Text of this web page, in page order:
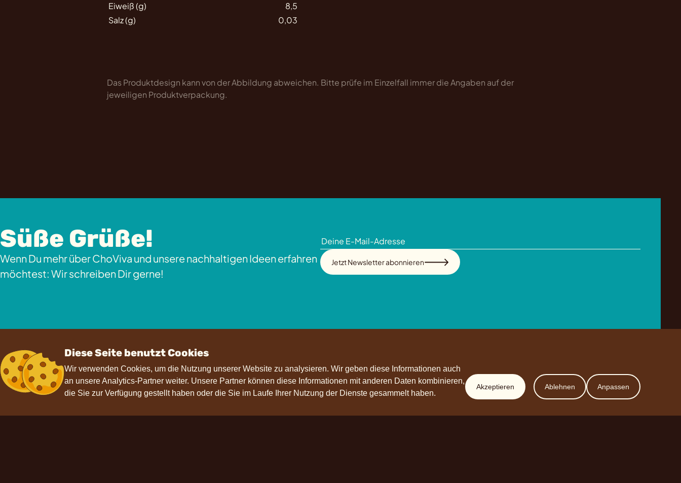
Diese Seite benutzt Cookies
Wir verwenden Cookies, um die Nutzung unserer Website zu analysieren. Wir geben diese Informationen auch
an unsere Analytics-Partner weiter. Unsere Partner können diese Informationen mit anderen Daten kombinieren,
die Sie zur Verfügung gestellt haben oder die Sie im Laufe Ihrer Nutzung der Dienste gesammelt haben.
Akzeptieren Ablehnen Anpassen
Eiweiß (g)
8,5
Salz (g)
0,03
Das Produktdesign kann von der Abbildung abweichen. Bitte prüfe im Einzelfall immer die Angaben auf der
jeweiligen Produktverpackung.
Süße Grüße!
Wenn Du mehr über ChoViva und unsere nachhaltigen Ideen erfahren
möchtest: Wir schreiben Dir gerne!
Jetzt Newsletter abonnieren
Werde Partner